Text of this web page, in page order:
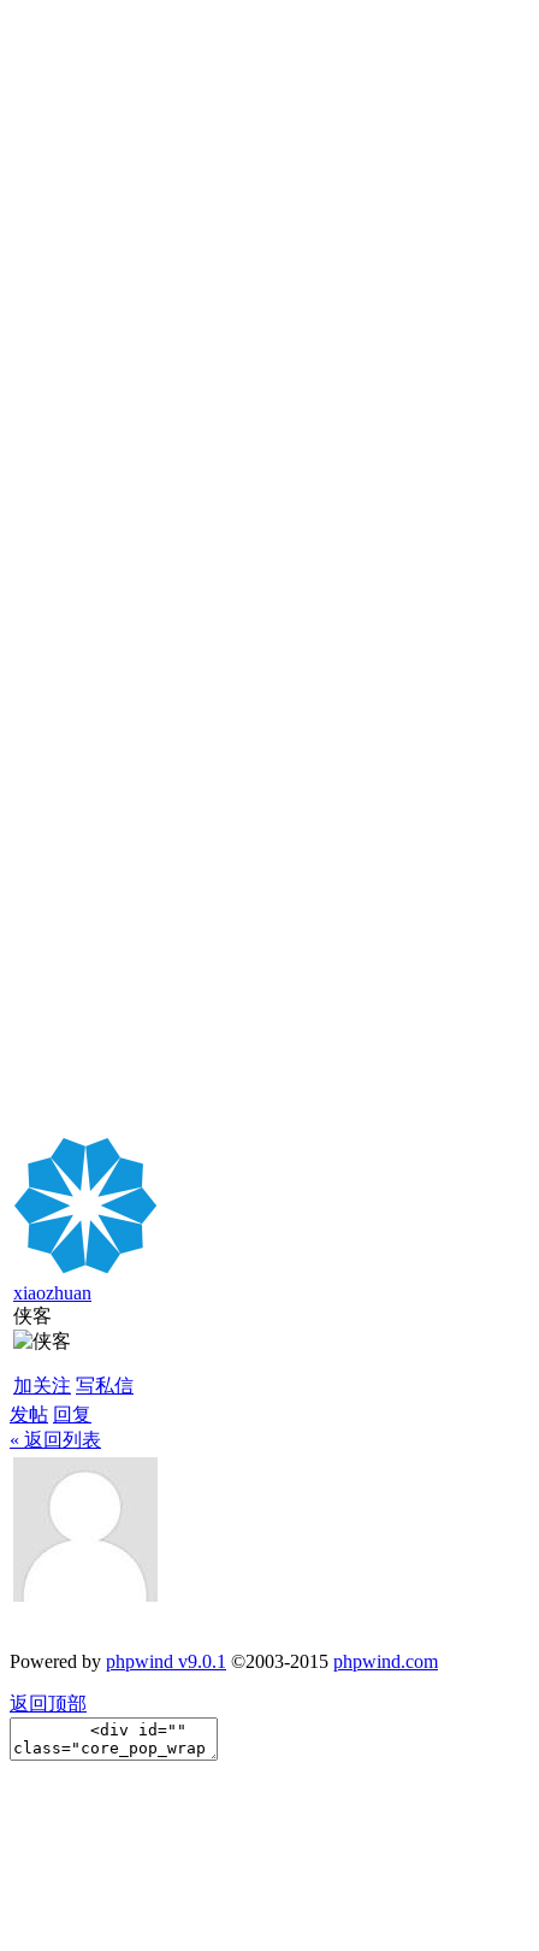
xiaozhuan
侠客
加关注 写私信
发帖 回复
« 返回列表
Powered by phpwind v9.0.1 ©2003-2015 phpwind.com
返回顶部